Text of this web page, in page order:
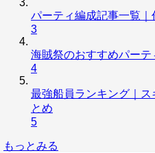
パーティ編成記事一覧｜
3
海賊祭のおすすめパーテ
4
最強船員ランキング｜ス
とめ
5
もっとみる